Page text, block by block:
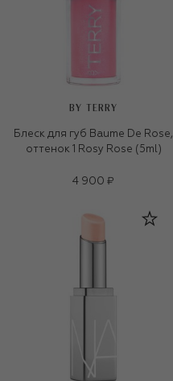
BY TERRY
Блеск для губ Baume De Rose,
оттенок 1 Rosy Rose (5ml)
4 900 ₽